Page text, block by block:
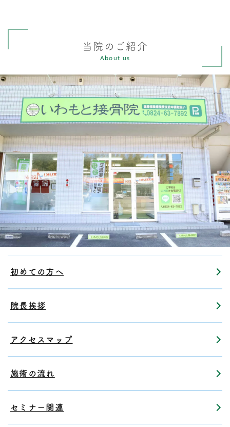
当院のご紹介
About us
初めての方へ
院長挨拶
アクセスマップ
施術の流れ
セミナー関連